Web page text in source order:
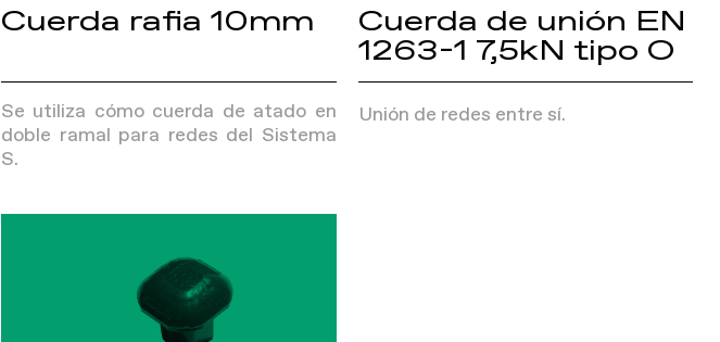
Cuerda rafia 10mm
Se utiliza cómo cuerda de atado en
doble ramal para redes del Sistema
S.
Cuerda de unión EN
1263-1 7,5kN tipo O
Unión de redes entre sí.